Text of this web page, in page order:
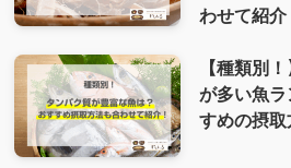
わせて紹介
【種類別
が多い魚
すめの摂